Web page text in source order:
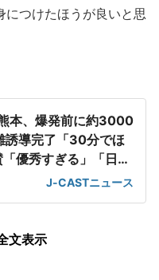
につけたほうが良いと思
本、爆発前に約3000
誘導完了「30分でほ
優秀すぎる」「日頃
育の賜物」J-CASTニュース
文表示